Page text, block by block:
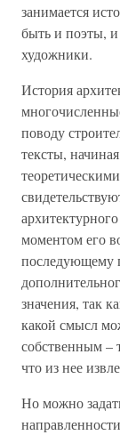
занимается
быть и поэты,
художники.
История
поводу
тексты,
моментом его
последующему
значения, так
какой смысл
собственным –
что из нее
Но можно